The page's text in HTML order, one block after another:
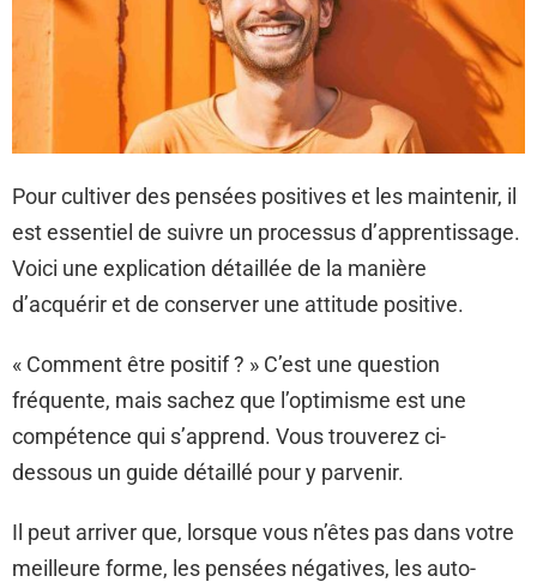
Pour cultiver des pensées positives et les maintenir, il
est essentiel de suivre un processus d’apprentissage.
Voici une explication détaillée de la manière
d’acquérir et de conserver une attitude positive.
« Comment être positif ? » C’est une question
fréquente, mais sachez que l’optimisme est une
compétence qui s’apprend. Vous trouverez ci-
dessous un guide détaillé pour y parvenir.
Il peut arriver que, lorsque vous n’êtes pas dans votre
meilleure forme, les pensées négatives, les auto-